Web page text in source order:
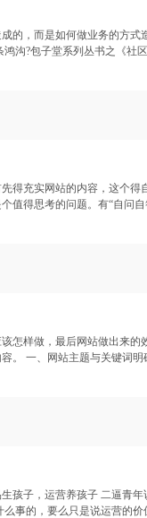
的，而是如何做业务的方式
沟?包子堂系列丛书之《社
得充实网站的内容，这个得
值得思考的问题。有“自问自
怎样做，最后网站做出来的
。 一、网站主题与关键词明
孩子，运营养孩子 二逼青
事的，要么只是说运营的价